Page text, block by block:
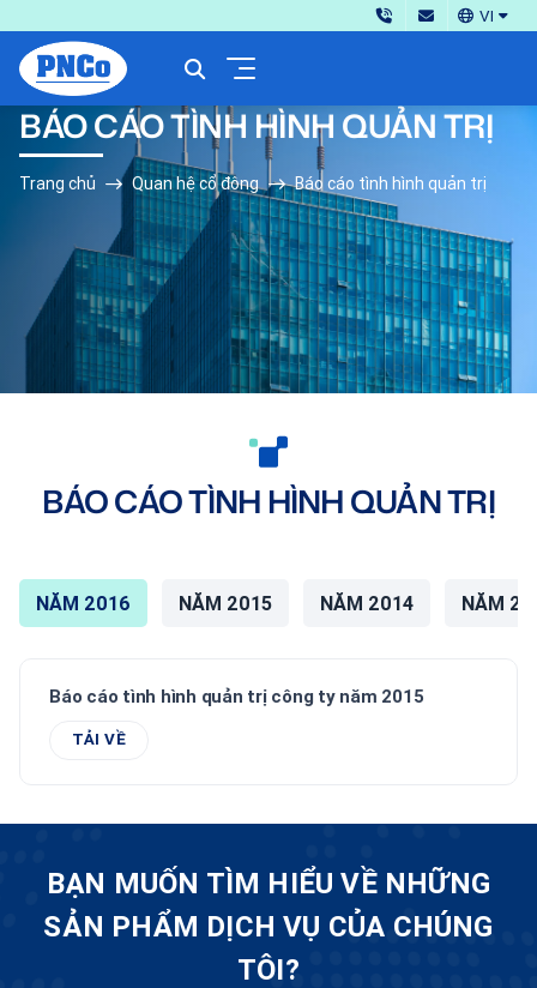
VI
BÁO CÁO TÌNH HÌNH QUẢN TRỊ
Trang chủ Quan hệ cổ đông Báo cáo tình hình quản trị
BÁO CÁO TÌNH HÌNH QUẢN TRỊ
NĂM 2016 NĂM 2015 NĂM 2014 NĂM
Báo cáo tình hình quản trị công ty năm 2015
TẢI VỀ
BẠN MUỐN TÌM HIỂU VỀ NHỮNG
SẢN PHẨM DỊCH VỤ CỦA CHÚNG
TÔI?